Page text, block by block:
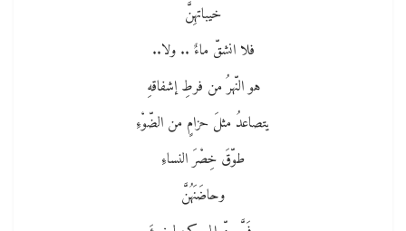
خيباتهِنَّ
فلا انشقّ ماءٌ .. ولا..
هو النّهرُ من فرطِ إشفاقهِ
يتصاعدُ مثلَ حزامٍ من الضّوْءِ
طوّقَ خِصْرَ النساءِ
وحاضَنَهُنَّ